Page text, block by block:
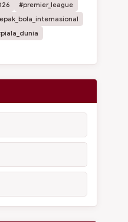
#premier_league